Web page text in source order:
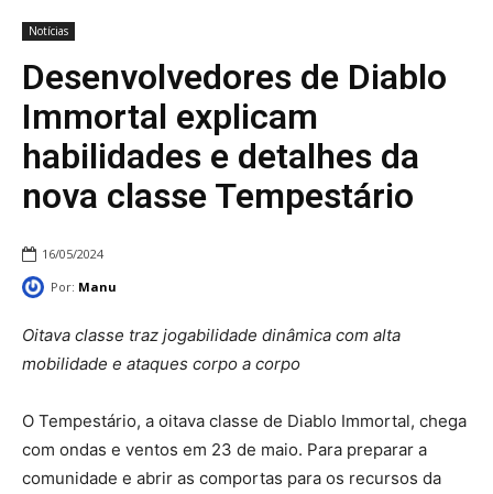
Notícias
Desenvolvedores de Diablo
Immortal explicam
habilidades e detalhes da
nova classe Tempestário
16/05/2024
Por: Manu
Oitava classe traz jogabilidade dinâmica com alta
mobilidade e ataques corpo a corpo
O Tempestário, a oitava classe de Diablo Immortal, chega
com ondas e ventos em 23 de maio. Para preparar a
comunidade e abrir as comportas para os recursos da